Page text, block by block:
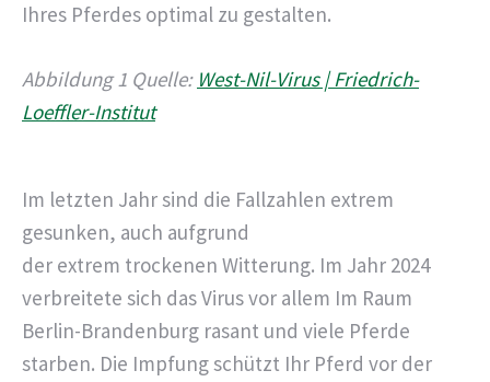
Ihres Pferdes optimal zu gestalten.
Abbildung1 Quelle: West-Nil-Virus | Friedrich-
Loeffler-Institut
Im letzten Jahr sind die Fallzahlen extrem
gesunken, auch aufgrund
der extrem trockenen Witterung. Im Jahr 2024
verbreitete sich das Virus vor allem Im Raum
Berlin-Brandenburg rasant und viele Pferde
starben. Die Impfung schützt Ihr Pferd vor der